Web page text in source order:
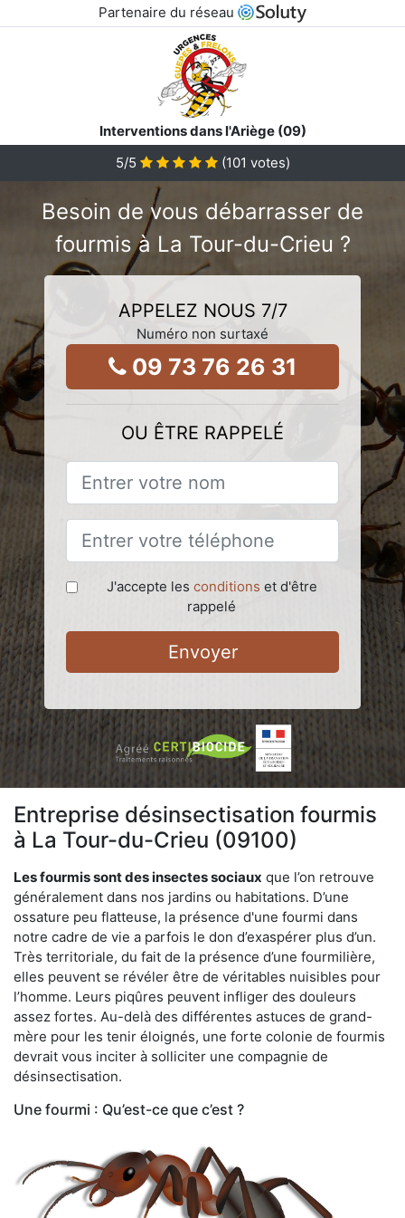
Partenaire du réseau
Interventions dans l'Ariège (09)
5/5 (101 votes)
Besoin de vous débarrasser de
fourmis à La Tour-du-Crieu ?
APPELEZ NOUS 7/7
Numéro non surtaxé
09 73 76 26 31
OU ÊTRE RAPPELÉ
J'accepte les conditions et d'être
rappelé
Envoyer
Entreprise désinsectisation fourmis
à La Tour-du-Crieu (09100)
Les fourmis sont des insectes sociaux que l’on retrouve
généralement dans nos jardins ou habitations. D’une
ossature peu flatteuse, la présence d'une fourmi dans
notre cadre de vie a parfois le don d’exaspérer plus d’un.
Très territoriale, du fait de la présence d’une fourmilière,
elles peuvent se révéler être de véritables nuisibles pour
l’homme. Leurs piqûres peuvent infliger des douleurs
assez fortes. Au-delà des différentes astuces de grand-
mère pour les tenir éloignés, une forte colonie de fourmis
devrait vous inciter à solliciter une compagnie de
désinsectisation.
Une fourmi : Qu’est-ce que c’est ?